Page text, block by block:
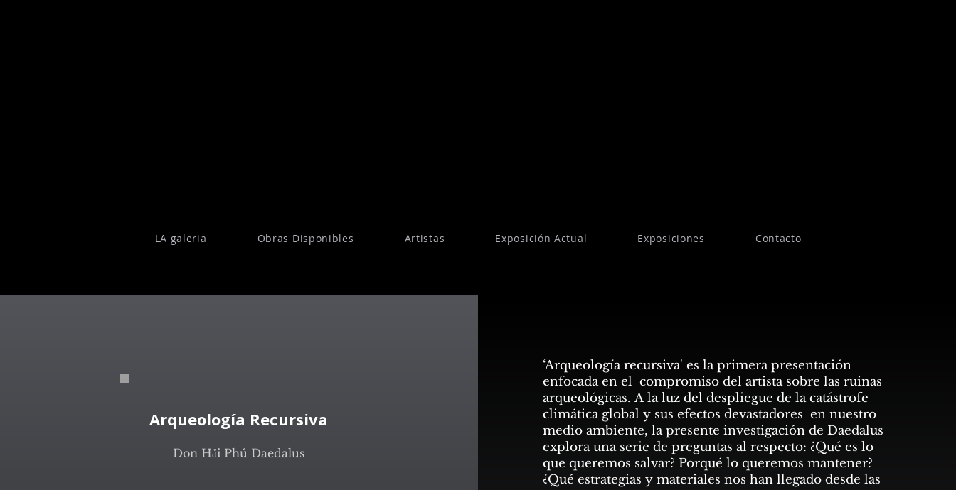
LA galeria Obras Disponibles Artistas Exposición Actual Exposiciones Contacto
Arqueología Recursiva
Don Hải Phú Daedalus
‘Arqueología recursiva' es la primera presentación
enfocada en el compromiso del artista sobre las ruinas
arqueológicas. A la luz del despliegue de la catástrofe
climática global y sus efectos devastadores en nuestro
medio ambiente, la presente investigación de Daedalus
explora una serie de preguntas al respecto: ¿Qué es lo
que queremos salvar? Porqué lo queremos mantener?
¿Qué estrategias y materiales nos han llegado desde las